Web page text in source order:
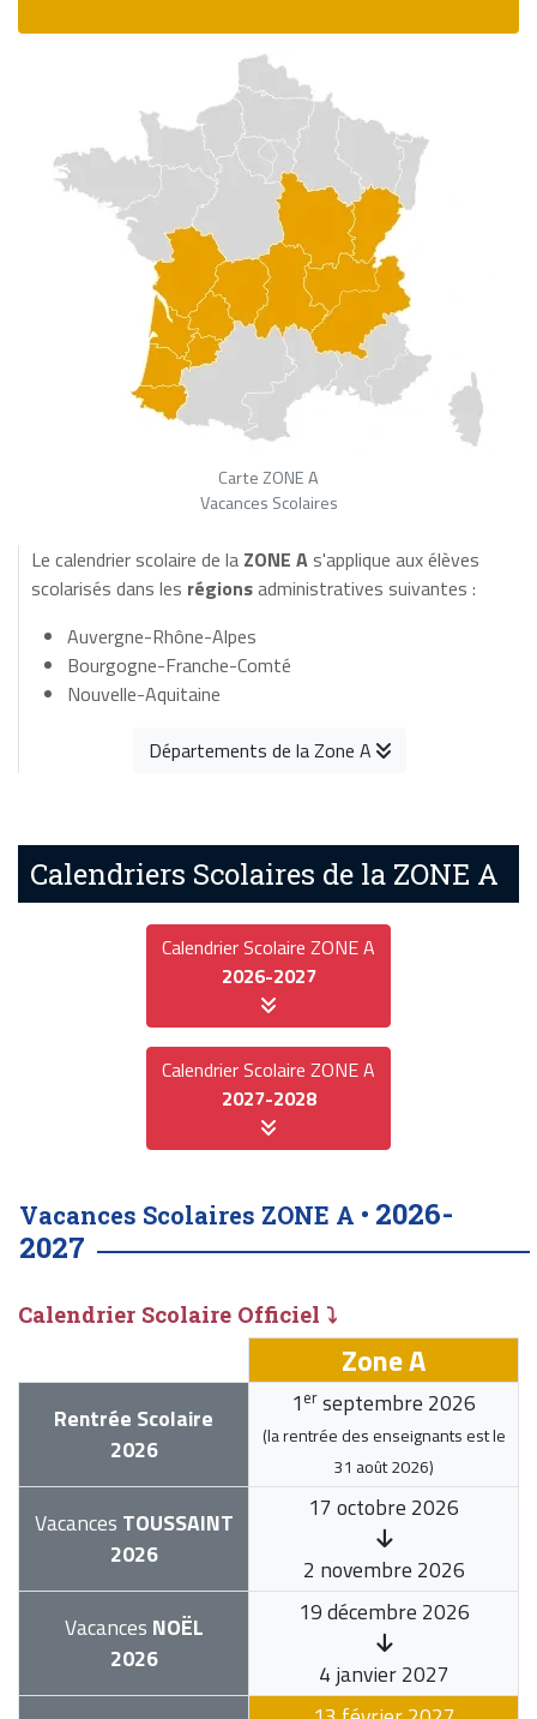
Carte ZONE A
Vacances Scolaires
Le calendrier scolaire de la ZONE As'applique aux élèves
scolarisés dans les régionsadministratives suivantes :
Auvergne-Rhône-Alpes
Bourgogne-Franche-Comté
Nouvelle-Aquitaine
Départements de la Zone A
Calendriers Scolaires de la ZONE A
Calendrier Scolaire ZONE A
2026-2027
Calendrier Scolaire ZONE A
2027-2028
Vacances Scolaires ZONE A • 2026-
2027
Calendrier Scolaire Officiel ⤵
Zone A
Rentrée Scolaire
2026
1 er septembre 2026
(la rentrée des enseignants est le
31 août 2026)
Vacances TOUSSAINT
2026
17 octobre 2026
2 novembre 2026
Vacances NOËL
2026
19 décembre 2026
4 janvier 2027